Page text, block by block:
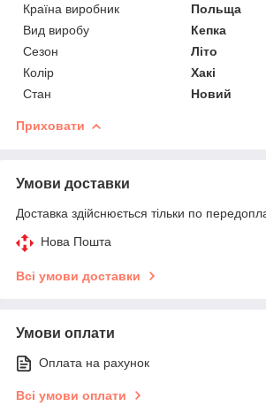
Країна виробник
Польща
Вид виробу
Кепка
Сезон
Літо
Колір
Хакі
Стан
Новий
Приховати
Умови доставки
Доставка здійснюється тільки по
Нова Пошта
Всі умови доставки
Умови оплати
Оплата на рахунок
Всі умови оплати